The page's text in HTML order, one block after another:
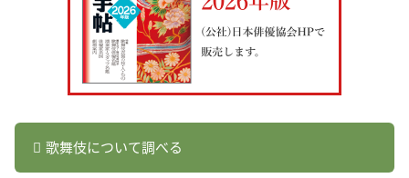
歌舞伎について調べる